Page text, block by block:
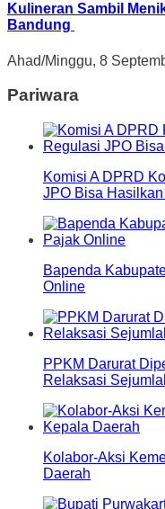
Kulineran Sambil
Bandung
Ahad/Minggu, 8
Pariwara
Komisi A DPRD
JPO Bisa Hasilkan
Bapenda
Online
PPKM Darurat
Relaksasi
Kolabor-Aksi
Daerah